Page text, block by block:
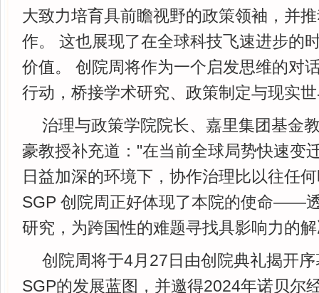
大致力培育具前瞻视野的政策领袖，并
作。 这也展现了在全球科技飞速进步的
价值。 创院周将作为一个启发思维的对
行动，桥接学术研究、政策制定与现实
治理与政策学院院长、嘉里集团基金
豪教授补充道："在当前全球局势快速变
日益加深的环境下，协作治理比以往任
SGP 创院周正好体现了本院的使命——
研究，为跨国性的难题寻找具影响力的
创院周将于4月27日由创院典礼揭开
SGP的发展蓝图，并邀得2024年诺贝尔